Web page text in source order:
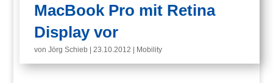
MacBook Pro mit Retina
Display vor
vonJörg Schieb |23.10.2012 Mobility